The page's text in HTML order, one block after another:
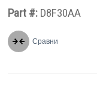
Part #: D8F30AA
Сравни